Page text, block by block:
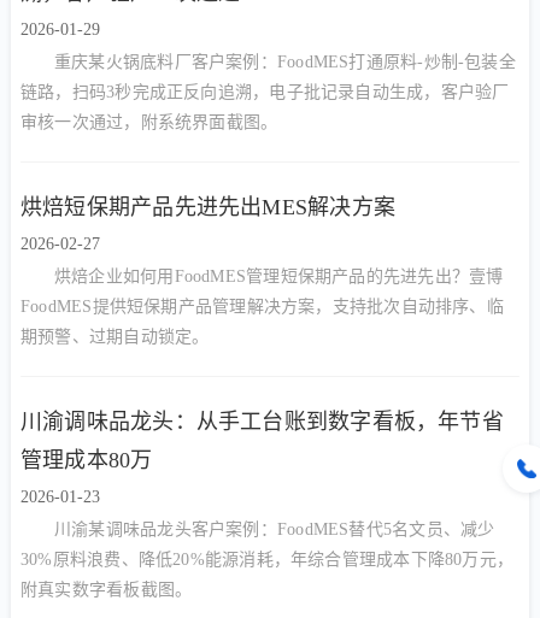
2026-01-29
重庆某火锅底料厂客户案例：FoodMES打通原料-炒制-包装全
链路，扫码3秒完成正反向追溯，电子批记录自动生成，客户验厂
审核一次通过，附系统界面截图。
烘焙短保期产品先进先出MES解决方案
2026-02-27
烘焙企业如何用FoodMES管理短保期产品的先进先出？壹博
FoodMES提供短保期产品管理解决方案，支持批次自动排序、临
期预警、过期自动锁定。
川渝调味品龙头：从手工台账到数字看板，年节省
管理成本80万
2026-01-23
川渝某调味品龙头客户案例：FoodMES替代5名文员、减少
30%原料浪费、降低20%能源消耗，年综合管理成本下降80万元，
附真实数字看板截图。